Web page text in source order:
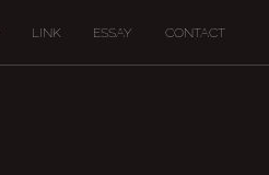
LINK ESSAY CONTACT